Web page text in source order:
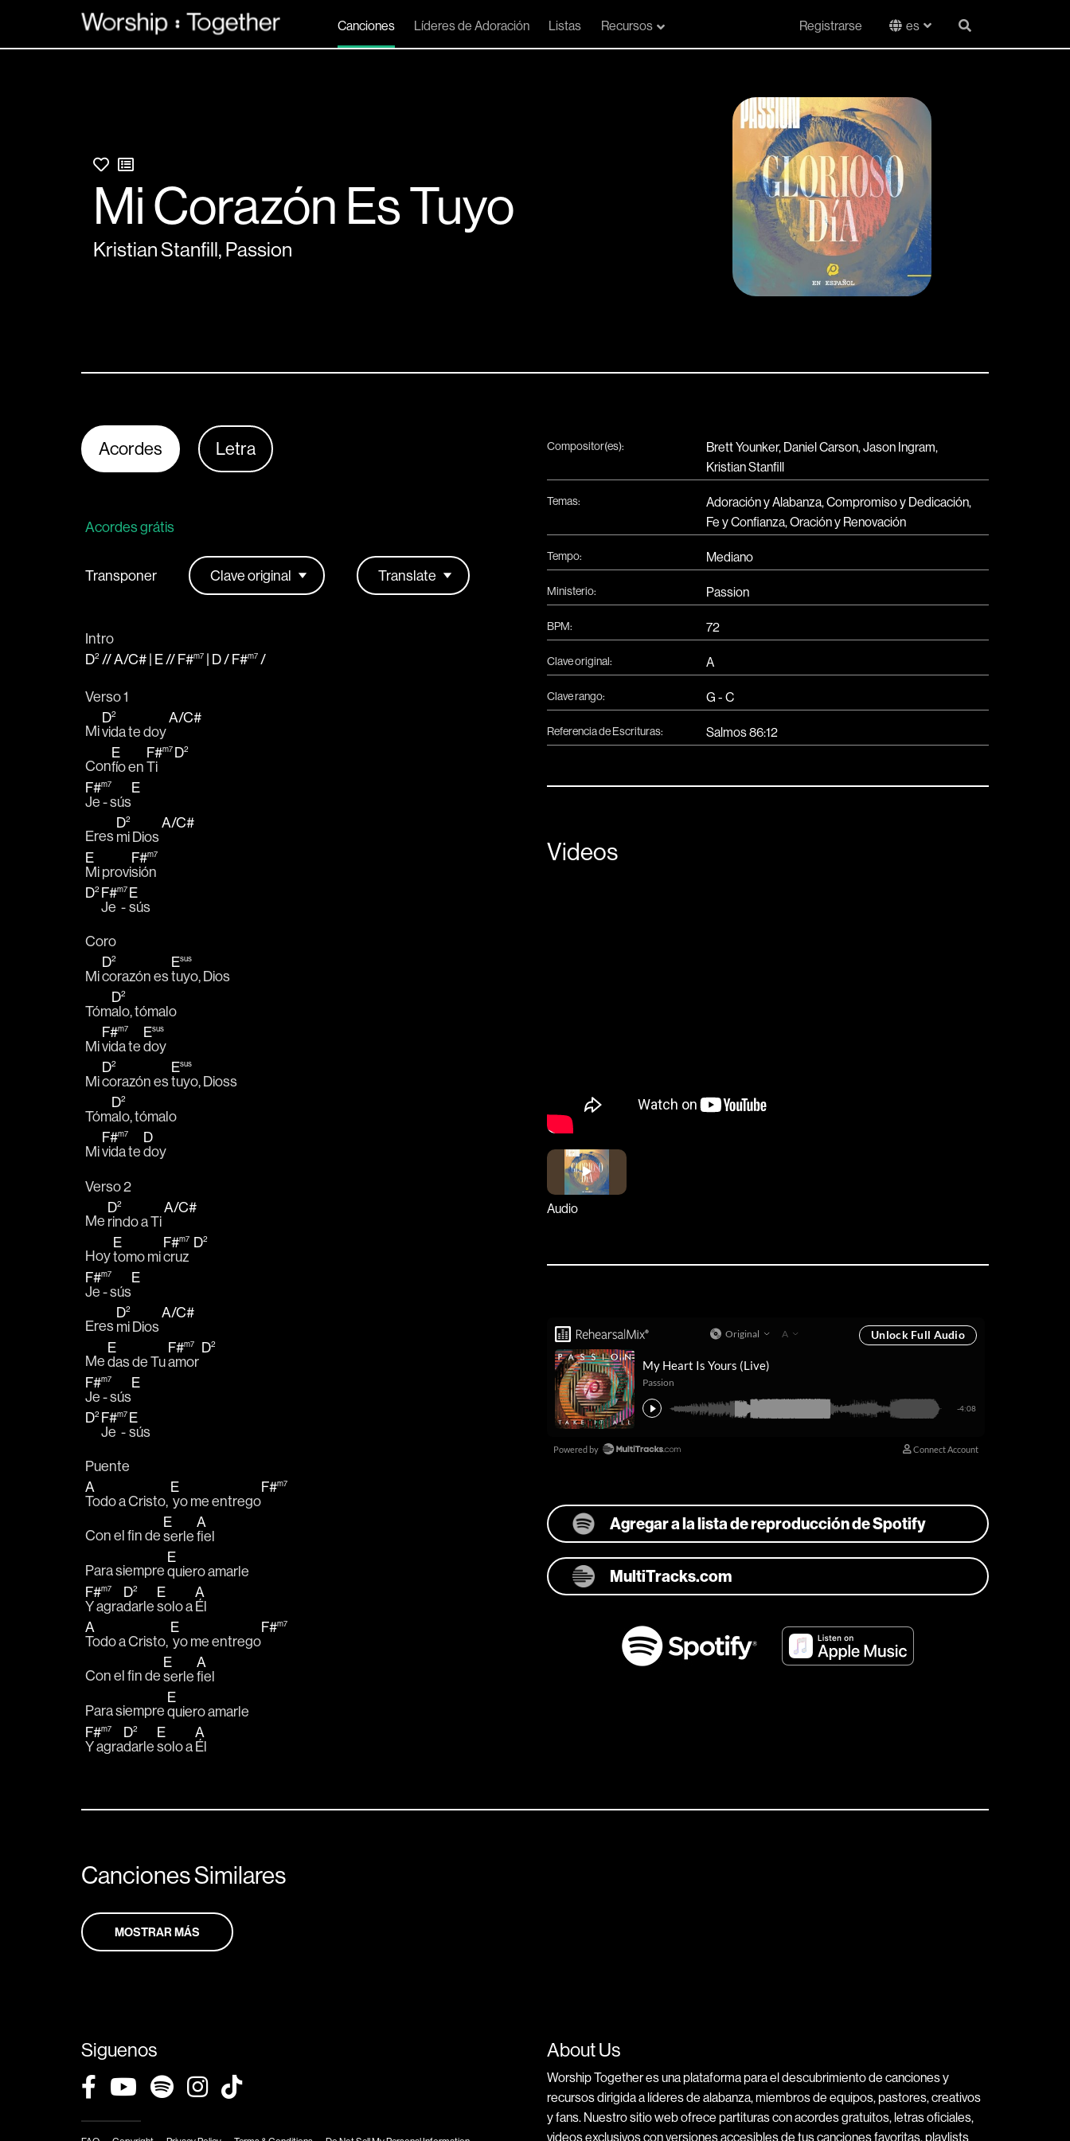
Canciones Líderes de Adoración Listas Recursos Registrarse es
Mi Corazón Es Tuyo
Kristian Stanfill,Passion
Acordes Letra
Acordes grátis
Transponer
Intro
D2 //A/C#| E//F#m7 | D/F#m7 /
Verso 1
Mi
D2
vida te doy
A/C#
Con
E
fío en
F#m7
Ti
D2
F#m7
Je - sús
E
Eres
D2
mi Dios
A/C#
E
Mi provi
F#m7
sión
D2 F#m7
Je  -
E
sús
Coro
Mi
D2
corazón es
Esus
tuyo, Dios
Tóm
D2
alo, tómalo
Mi
F#m7
vida te
Esus
doy
Mi
D2
corazón es
Esus
tuyo, Dioss
Tóm
D2
alo, tómalo
Mi
F#m7
vida te
D
doy
Verso 2
Me
D2
rindo a Ti
A/C#
Hoy
E
tomo mi
F#m7
cruz
D2
F#m7
Je - sús
E
Eres
D2
mi Dios
A/C#
Me
E
das de Tu
F#m7
amor
D2
F#m7
Je - sús
E
D2 F#m7
Je  -
E
sús
Puente
A
Todo a Cristo,
E
yo me entrego
F#m7
Con el fin de
E
serle
A
fiel
Para siempre
E
quiero amarle
F#m7
Y agra
D2
darle
E
solo a
A
Él
A
Todo a Cristo,
E
yo me entrego
F#m7
Con el fin de
E
serle
A
fiel
Para siempre
E
quiero amarle
F#m7
Y agra
D2
darle
E
solo a
A
Él
Compositor(es):
Brett Younker, Daniel Carson, Jason Ingram,
Kristian Stanfill
Temas:
Adoración y Alabanza, Compromiso y Dedicación,
Fe y Confianza, Oración y Renovación
Tempo: Mediano
Ministerio: Passion
BPM: 72
Clave original: A
Clave rango: G - C
Referencia de Escrituras: Salmos 86:12
Videos
Audio
Agregar a la lista de reproducción de Spotify
MultiTracks.com
Canciones Similares
MOSTRAR MÁS
Siguenos About Us
Worship Together es una plataforma para el descubrimiento de canciones y
recursos dirigida a líderes de alabanza, miembros de equipos, pastores, creativos
y fans. Nuestro sitio web ofrece partituras con acordes gratuitos, letras oficiales,
videos exclusivos con versiones accesibles de tus canciones favoritas, playlists